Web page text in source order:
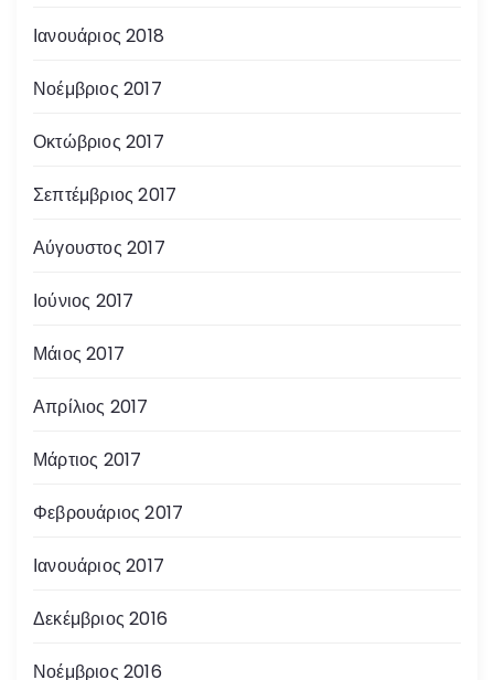
Ιανουάριος 2018
Νοέμβριος 2017
Οκτώβριος 2017
Σεπτέμβριος 2017
Αύγουστος 2017
Ιούνιος 2017
Μάιος 2017
Απρίλιος 2017
Μάρτιος 2017
Φεβρουάριος 2017
Ιανουάριος 2017
Δεκέμβριος 2016
Νοέμβριος 2016